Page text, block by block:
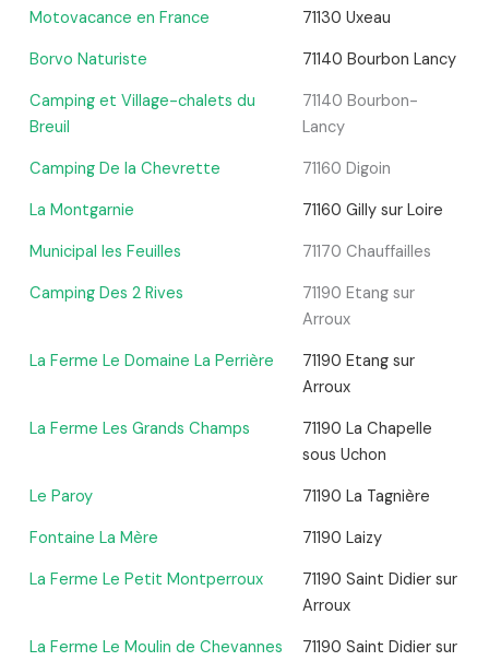
Motovacance en France
71130 Uxeau
Borvo Naturiste
71140 Bourbon Lancy
Camping et Village-chalets du
Breuil
71140 Bourbon-
Lancy
Camping De la Chevrette
71160 Digoin
La Montgarnie
71160 Gilly sur Loire
Municipal les Feuilles
71170 Chauffailles
Camping Des 2 Rives
71190 Etang sur
Arroux
La Ferme Le Domaine La Perrière
71190 Etang sur
Arroux
La Ferme Les Grands Champs
71190 La Chapelle
sous Uchon
Le Paroy
71190 La Tagnière
Fontaine La Mère
71190 Laizy
La Ferme Le Petit Montperroux
71190 Saint Didier sur
Arroux
La Ferme Le Moulin de Chevannes
71190 Saint Didier sur